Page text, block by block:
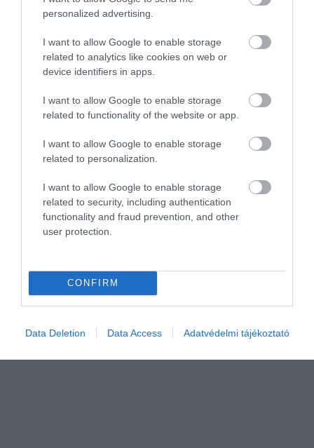
personalized advertising.
I want to allow Google to enable storage
related to analytics like cookies on web or
device identifiers in apps.
I want to allow Google to enable storage
related to functionality of the website or app.
I want to allow Google to enable storage
related to personalization.
I want to allow Google to enable storage
related to security, including authentication
functionality and fraud prevention, and other
user protection.
CONFIRM
Data Deletion Data Access Adatvédelmi tájékoztató
Nyári kalandok a Börzsönyben: 5 felejthetetlen
program, amit muszáj kipróbálnod!
nemcsak a környékbeliek, hanem a fővárosból
érkező…